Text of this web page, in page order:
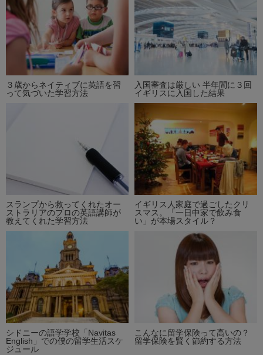
３歳からネイティブに英語を習
って気づいた学習方法
入国審査は厳しい 半年間に３回
イギリスに入国した結果
スランプから救ってくれたオー
ストラリアのプロの英語講師が
教えてくれた学習方法
イギリス人家庭で過ごしたクリ
スマス。「一日中家で飲み食
い」が本場スタイル？
シドニーの語学学校「Navitas
English」での僕の留学生活スケ
ジュール
こんなに留学保険って高いの？
留学保険を賢く節約する方法